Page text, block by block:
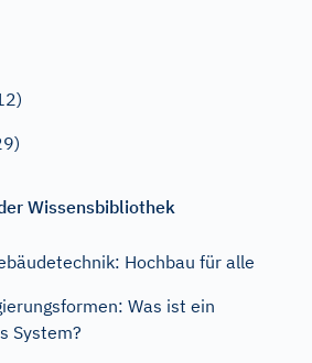
Wissensbibliothek
Hochbau für alle
Was ist ein
System?